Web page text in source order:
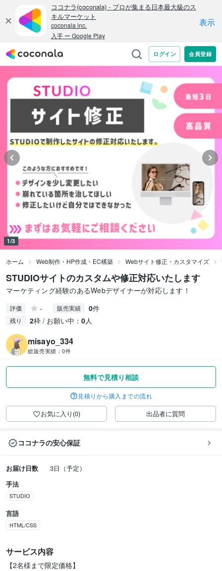
1/3
ホーム Web制作・HP作成・EC構築 Webサイト修正・カスタマイズ
STUDIOサイトのカスタムや修正対応いたします
マーケティング経験のあるWebデザイナーが対応します！
評価 - 販売実績 0件
残り 2枠 / お願い中： 0人
misayo_334
総販売実績： 0件
無料で見積り相談
見積りから購入までの流れ
お気に入り(0) 出品者に質問
ココナラの安心保証
お届け日数
3日（予定）
手法
STUDIO
言語
HTML/CSS
サービス内容
【2名様まで限定価格】